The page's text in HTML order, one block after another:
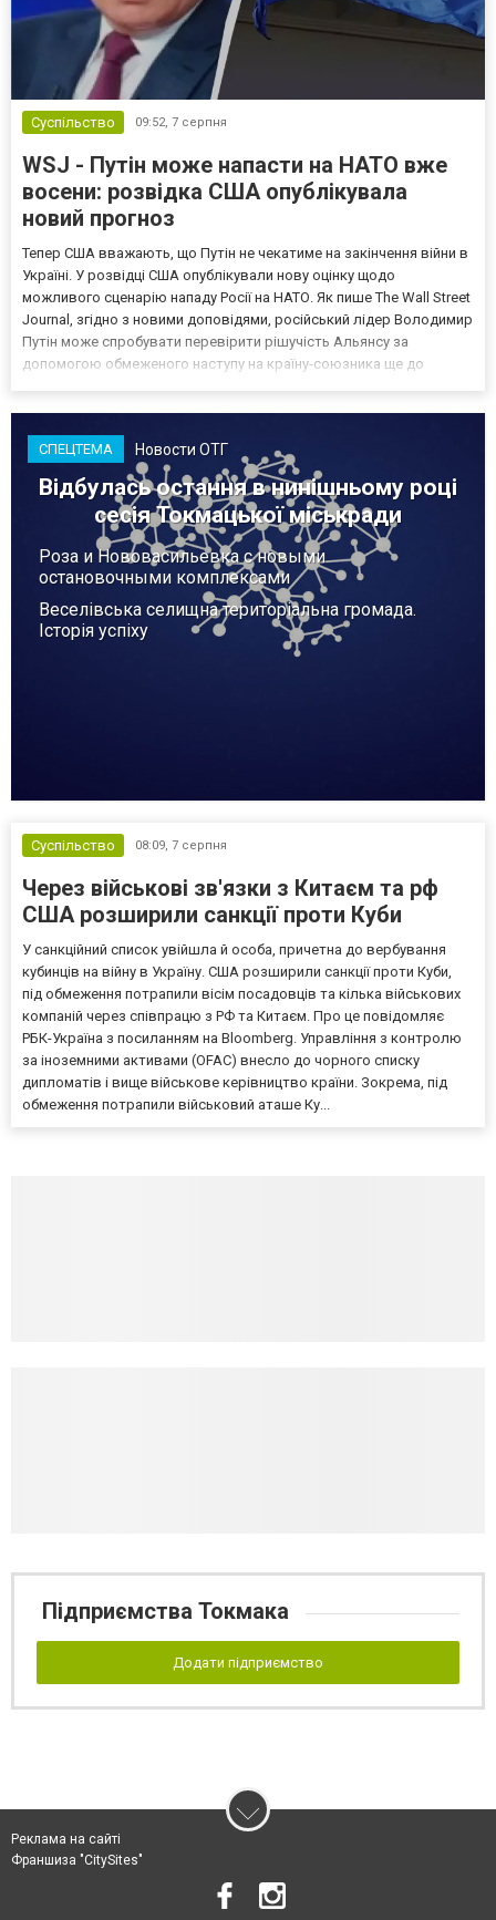
Суспільство 09:52, 7 серпня
WSJ - Путін може напасти на НАТО вже
восени: розвідка США опублікувала
новий прогноз
Тепер США вважають, що Путін не чекатиме на закінчення війни в
Україні. У розвідці США опублікували нову оцінку щодо
можливого сценарію нападу Росії на НАТО. Як пише The Wall Street
Journal, згідно з новими доповідями, російський лідер Володимир
Путін може спробувати перевірити рішучість Альянсу за
допомогою обмеженого наступу на країну-союзника ще до
СПЕЦТЕМА Новости ОТГ
Відбулась остання в нинішньому році
сесія Токмацької міськради
Роза и Нововасильевка с новыми
остановочными комплексами
Веселівська селищна територіальна громада.
Історія успіху
Суспільство 08:09, 7 серпня
Через військові зв'язки з Китаєм та рф
США розширили санкції проти Куби
У санкційний список увійшла й особа, причетна до вербування
кубинців на війну в Україну. США розширили санкції проти Куби,
під обмеження потрапили вісім посадовців та кілька військових
компаній через співпрацю з РФ та Китаєм. Про це повідомляє
РБК-Україна з посиланням на Bloomberg. Управління з контролю
за іноземними активами (OFAC) внесло до чорного списку
дипломатів і вище військове керівництво країни. Зокрема, під
обмеження потрапили військовий аташе Ку...
Підприємства Токмака
Додати підприємство
Реклама на сайті
Франшиза "CitySites"